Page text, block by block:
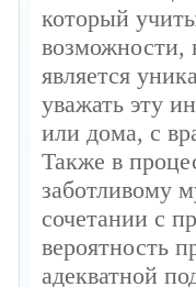
который
является
уважать эту
или дома, с
Также в
заботливому
сочетании с
вероятность
адекватной